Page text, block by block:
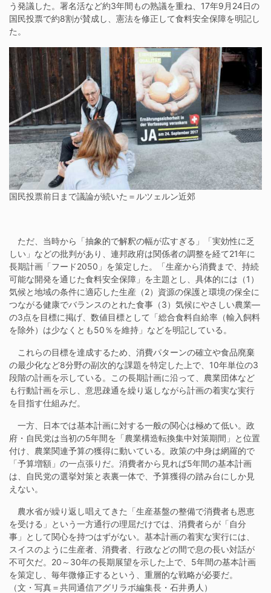
う発議した。署名活など約3年間もの熟議を重ね、17年9月24日の
国民投票で約8割が賛成し、憲法を修正して食料安全保障を明記し
た。
国民投票前日まで議論が続いた＝ルツェルン近郊
ただ、当時から「抽象的で解釈の幅が広すぎる」「実効性に乏
しい」などの批判があり、連邦政府は関係者の調整を経て21年に
長期計画「フード2050」を策定した。「生産から消費まで、持続
可能な開発を通じた食料安全保障」を主題とし、具体的には（1）
気候と地域の条件に適応した生産（2）資源の保護と環境の保全に
つながる健康でバランスのとれた食事（3）気候にやさしい農業―
の3点を目標に掲げ、数値目標として「総合食料自給率（輸入飼料
を除外）は少なくとも50％を維持」などを明記している。
これらの目標を達成するため、消費パターンの確立や食品廃棄
の最少化など8分野の副次的な課題を特定した上で、10年単位の3
段階の計画を示している。この長期計画に沿って、農業団体など
も行動計画を示し、意思疎通を繰り返しながら計画の着実な実行
を目指す仕組みだ。
一方、日本では基本計画に対する一般の関心は極めて低い。政
府・自民党は当初の5年間を「農業構造転換集中対策期間」と位置
付け、農業関連予算の獲得に動いている。政策の中身は網羅的で
「予算増額」の一点張りだ。消費者から見れば5年間の基本計画
は、自民党の選挙対策と表裏一体で、予算獲得の踏み台にしか見
えない。
農水省が繰り返し唱えてきた「生産基盤の整備で消費者も恩恵
を受ける」という一方通行の理屈だけでは、消費者らが「自分
事」として関心を持つはずがない。基本計画の着実な実行には、
スイスのように生産者、消費者、行政などの間で息の長い対話が
不可欠だ。20～30年の長期展望を示した上で、5年間の基本計画
を策定し、毎年微修正するという、重層的な戦略が必要だ。
（文・写真＝共同通信アグリラボ編集長・石井勇人）